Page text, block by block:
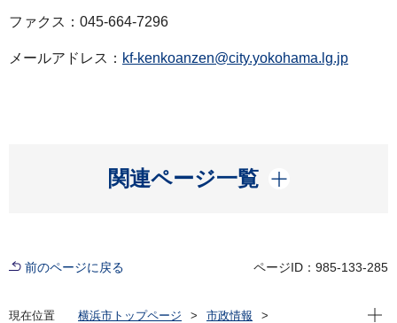
ファクス：045-664-7296
メールアドレス： kf-kenkoanzen@city.yokohama.lg.jp
関連ページ一覧
開く
前のページに戻る ページID：985-133-285
現在位置 横浜市トップページ
市政情報
現在